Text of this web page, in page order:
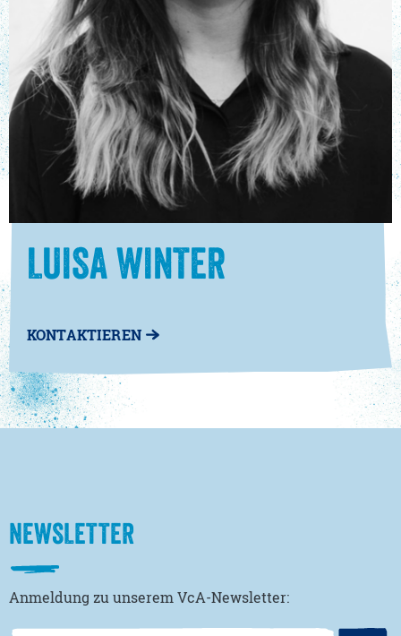
LUISA WINTER
KONTAKTIEREN
NEWSLETTER
Anmeldung zu unserem VcA-Newsletter: